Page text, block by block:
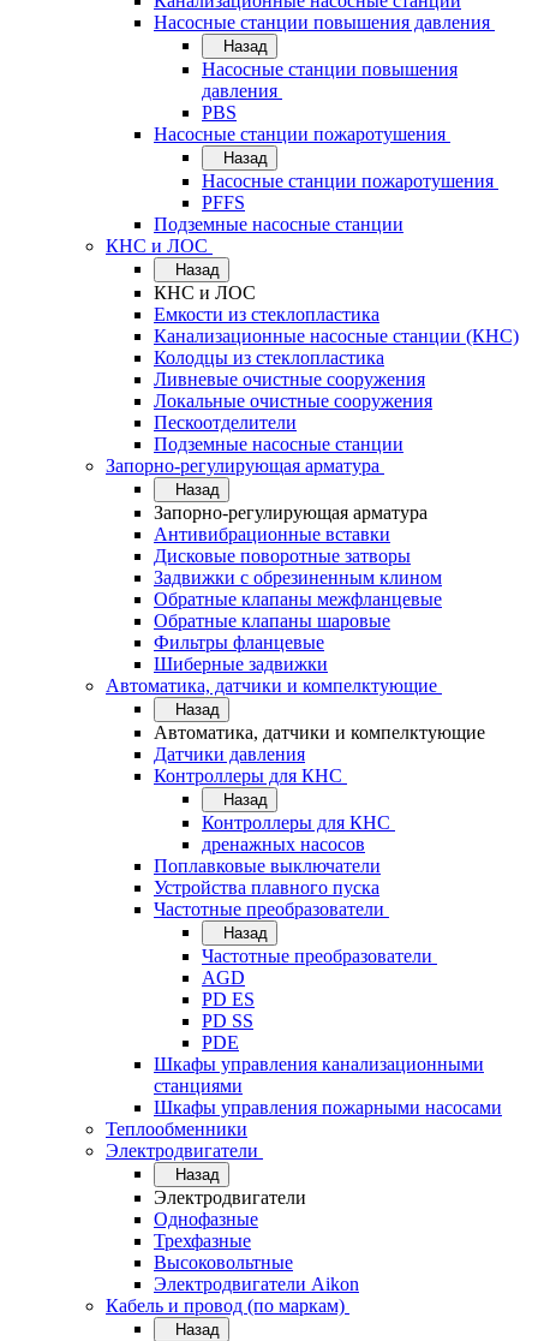
Насосные станции повышения давления
Назад
Насосные станции повышения
давления
PBS
Насосные станции пожаротушения
Назад
Насосные станции пожаротушения
PFFS
Подземные насосные станции
КНС и ЛОС
Назад
КНС и ЛОС
Емкости из стеклопластика
Канализационные насосные станции (КНС)
Колодцы из стеклопластика
Ливневые очистные сооружения
Локальные очистные сооружения
Пескоотделители
Подземные насосные станции
Запорно-регулирующая арматура
Назад
Запорно-регулирующая арматура
Антивибрационные вставки
Дисковые поворотные затворы
Задвижки с обрезиненным клином
Обратные клапаны межфланцевые
Обратные клапаны шаровые
Фильтры фланцевые
Шиберные задвижки
Автоматика, датчики и компелктующие
Назад
Автоматика, датчики и компелктующие
Датчики давления
Контроллеры для КНС
Назад
Контроллеры для КНС
дренажных насосов
Поплавковые выключатели
Устройства плавного пуска
Частотные преобразователи
Назад
Частотные преобразователи
AGD
PD ES
PD SS
PDE
Шкафы управления канализационными
станциями
Шкафы управления пожарными насосами
Теплообменники
Электродвигатели
Назад
Электродвигатели
Однофазные
Трехфазные
Высоковольтные
Электродвигатели Aikon
Кабель и провод (по маркам)
Назад